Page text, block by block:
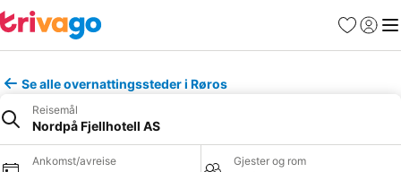
Favoritter
Logg
Se alle overnattingssteder i Røros
Reisemål
Nordpå Fjellhotell AS
Ankomst/avreise Gjester og rom